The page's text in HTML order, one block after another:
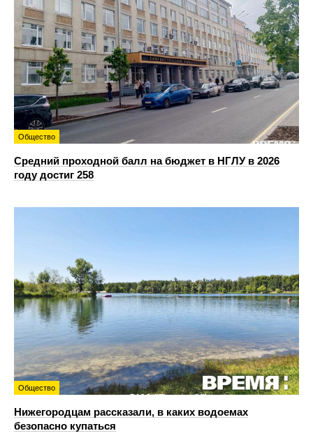
Общество
Средний проходной балл на бюджет в НГЛУ в 2026
году достиг 258
Общество
Нижегородцам рассказали, в каких водоемах
безопасно купаться